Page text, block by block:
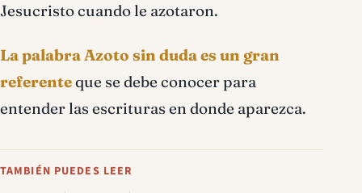
Jesucristo cuando le azotaron.
La palabra Azoto sin duda es un gran
referenteque se debe conocer para
entender las escrituras en donde aparezca.
TAMBIÉN PUEDES LEER